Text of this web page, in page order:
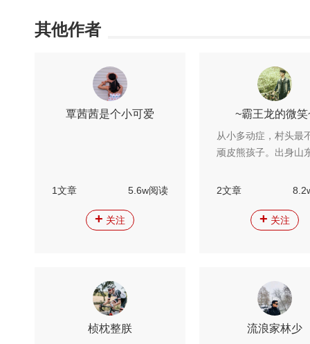
其他作者
覃茜茜是个小可爱
1文章 5.6w阅读
+ 关注
~霸王龙的微笑
从小多动症，村头最
顽皮熊孩子。出身山
济南，热爱运动尤其
2文章
+ 关注
桢枕整朕 流浪家林少